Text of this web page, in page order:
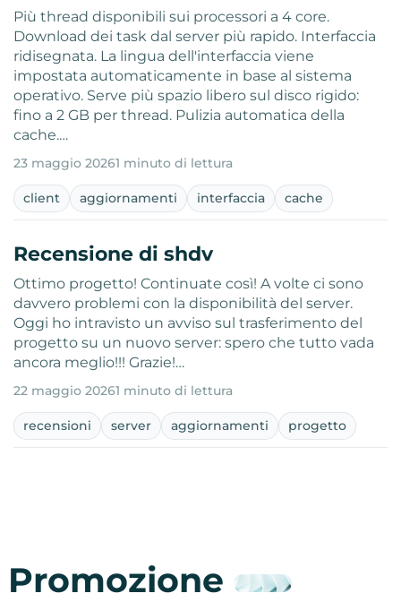
Più thread disponibili sui processori a 4 core.
Download dei task dal server più rapido. Interfaccia
ridisegnata. La lingua dell'interfaccia viene
impostata automaticamente in base al sistema
operativo. Serve più spazio libero sul disco rigido:
fino a 2 GB per thread. Pulizia automatica della
cache.…
23 maggio 20261 minuto di lettura
client aggiornamenti interfaccia cache
Recensione di shdv
Ottimo progetto! Continuate così! A volte ci sono
davvero problemi con la disponibilità del server.
Oggi ho intravisto un avviso sul trasferimento del
progetto su un nuovo server: spero che tutto vada
ancora meglio!!! Grazie!…
22 maggio 20261 minuto di lettura
recensioni server aggiornamenti progetto
Promozione